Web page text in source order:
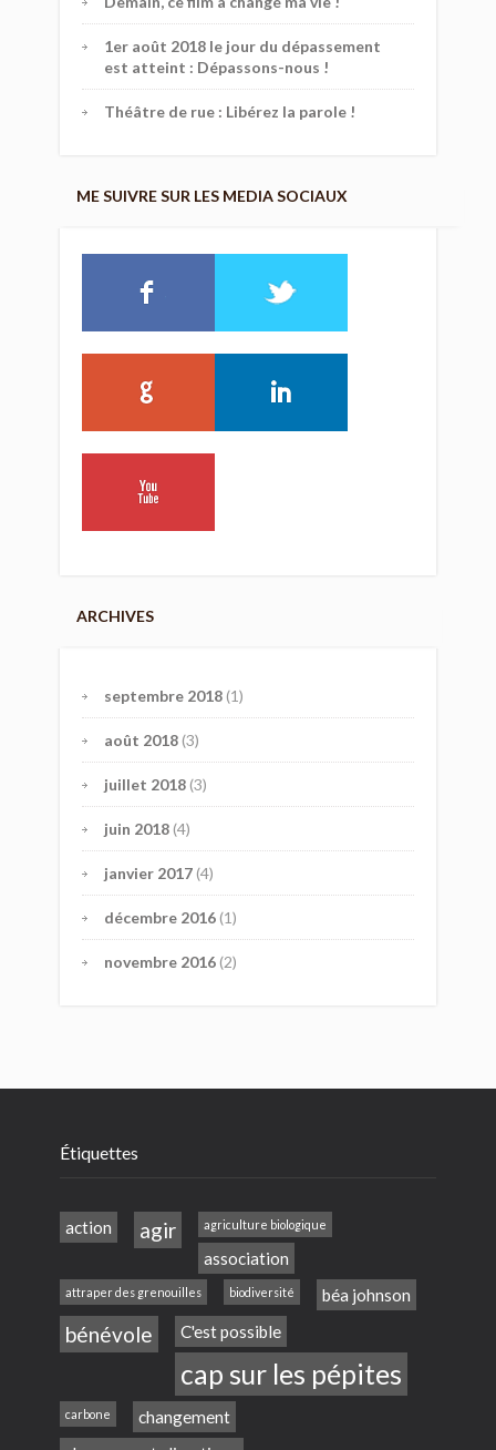
1er août 2018 le jour du dépassement
est atteint : Dépassons-nous !
Théâtre de rue : Libérez la parole !
ME SUIVRE SUR LES MEDIA SOCIAUX
ARCHIVES
septembre 2018 (1)
août 2018 (3)
juillet 2018 (3)
juin 2018 (4)
janvier 2017 (4)
décembre 2016 (1)
novembre 2016 (2)
Étiquettes
action agir agriculture biologique
association
attraper des grenouilles biodiversité béa johnson
bénévole C'est possible
cap sur les pépites
carbone
changement